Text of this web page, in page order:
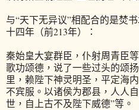
与“天下无异议”相配合的是焚
十四年（前213年）：
秦始皇大宴群臣，仆射周青臣
歌功颂德，说了一些过头的颂
里，赖陛下神灵明圣，平定海
不宾服。以诸侯为郡县，人人
世，自上古不及陛下威德”等。